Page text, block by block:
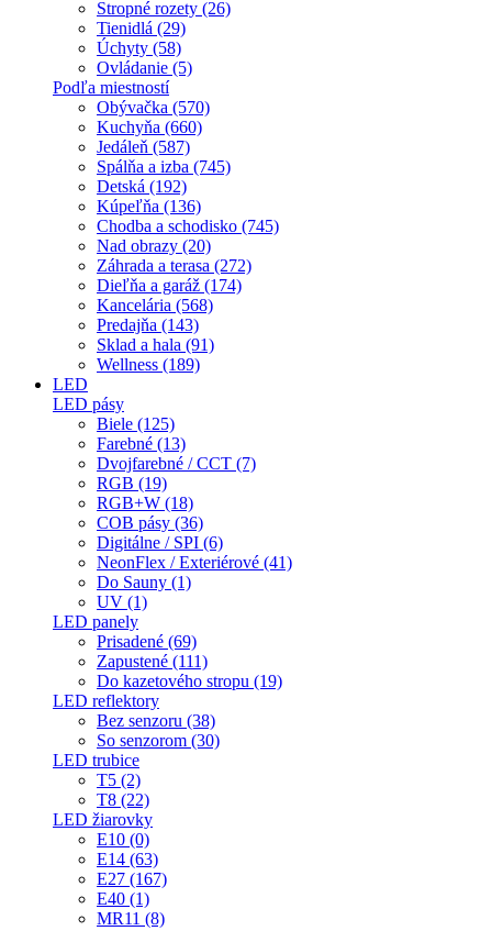
Stropné rozety (26)
Tienidlá (29)
Úchyty (58)
Ovládanie (5)
Podľa miestností
Obývačka (570)
Kuchyňa (660)
Jedáleň (587)
Spálňa a izba (745)
Detská (192)
Kúpeľňa (136)
Chodba a schodisko (745)
Nad obrazy (20)
Záhrada a terasa (272)
Dieľňa a garáž (174)
Kancelária (568)
Predajňa (143)
Sklad a hala (91)
Wellness (189)
LED
LED pásy
Biele (125)
Farebné (13)
Dvojfarebné / CCT (7)
RGB (19)
RGB+W (18)
COB pásy (36)
Digitálne / SPI (6)
NeonFlex / Exteriérové (41)
Do Sauny (1)
UV (1)
LED panely
Prisadené (69)
Zapustené (111)
Do kazetového stropu (19)
LED reflektory
Bez senzoru (38)
So senzorom (30)
LED trubice
T5 (2)
T8 (22)
LED žiarovky
E10 (0)
E14 (63)
E27 (167)
E40 (1)
MR11 (8)